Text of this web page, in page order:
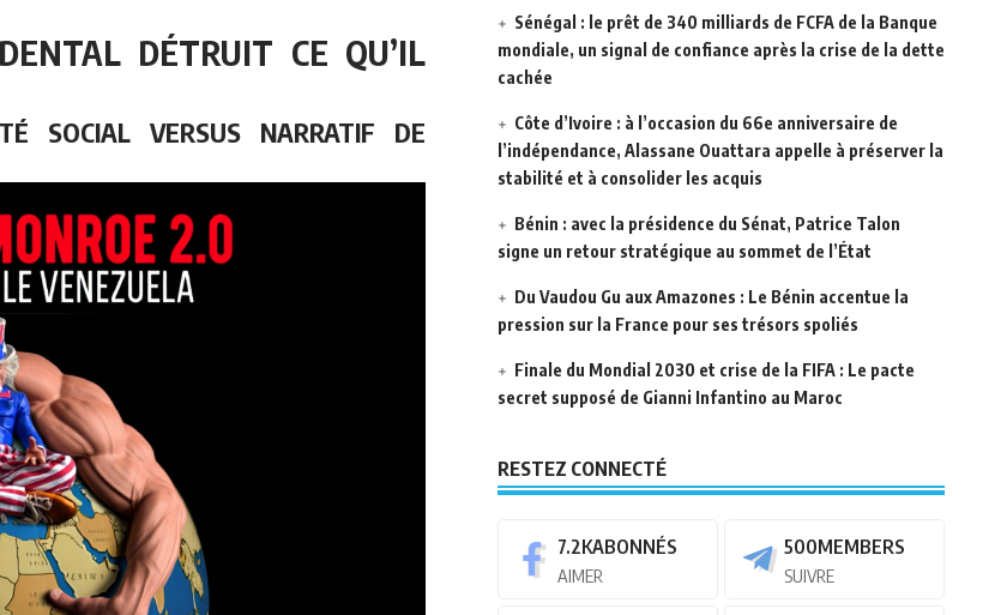
DÉTRUIT CE QU’IL
SOCIAL VERSUS NARRATIF DE
Sénégal : le prêt de 340 milliards de FCFA de la Banque
mondiale, un signal de confiance après la crise de la dette
cachée
Côte d’Ivoire : à l’occasion du 66e anniversaire de
l’indépendance, Alassane Ouattara appelle à préserver la
stabilité et à consolider les acquis
Bénin : avec la présidence du Sénat, Patrice Talon
signe un retour stratégique au sommet de l’État
Du Vaudou Gu aux Amazones : Le Bénin accentue la
pression sur la France pour ses trésors spoliés
Finale du Mondial 2030 et crise de la FIFA : Le pacte
secret supposé de Gianni Infantino au Maroc
RESTEZ CONNECTÉ
7.2KABONNÉS
AIMER
500MEMBERS
SUIVRE